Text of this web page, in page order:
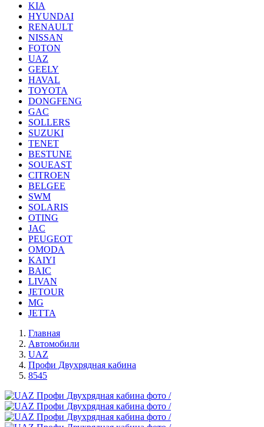
KIA
HYUNDAI
RENAULT
NISSAN
FOTON
UAZ
GEELY
HAVAL
TOYOTA
DONGFENG
GAC
SOLLERS
SUZUKI
TENET
BESTUNE
SOUEAST
CITROEN
BELGEE
SWM
SOLARIS
OTING
JAC
PEUGEOT
OMODA
KAIYI
BAIC
LIVAN
JETOUR
MG
JETTA
Главная
Автомобили
UAZ
Профи Двухрядная кабина
8545